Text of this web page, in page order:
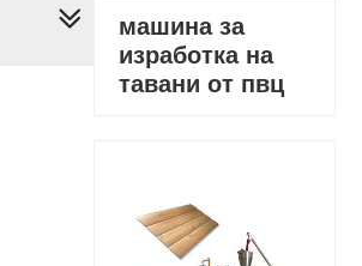
машина за
изработка на
тавани от пвц